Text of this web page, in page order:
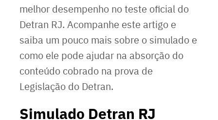
melhor desempenho no teste oficial do
Detran RJ. Acompanhe este artigo e
saiba um pouco mais sobre o simulado e
como ele pode ajudar na absorção do
conteúdo cobrado na prova de
Legislação do Detran.
Simulado Detran RJ